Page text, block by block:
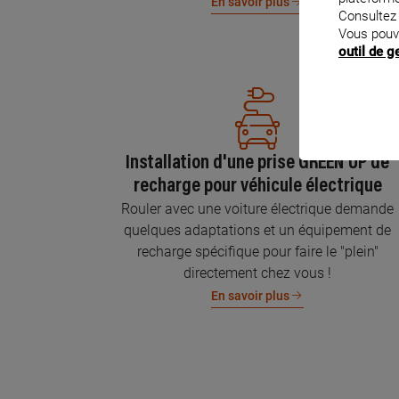
Installation d'une prise GREEN'UP de
recharge pour véhicule électrique
Rouler avec une voiture électrique demande
quelques adaptations et un équipement de
recharge spécifique pour faire le "plein"
directement chez vous !
En savoir plus
Vous
outil de